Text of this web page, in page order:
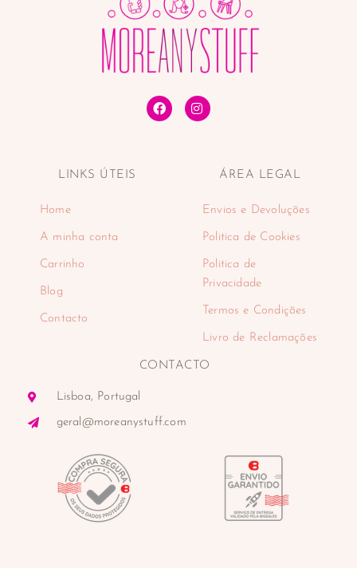
LINKS ÚTEIS
Home
A minha conta
Carrinho
Blog
Contacto
ÁREA LEGAL
Envios e Devoluções
Politica de Cookies
Politica de
Privacidade
Termos e Condições
Livro de Reclamações
CONTACTO
Lisboa, Portugal
geral@moreanystuff.com